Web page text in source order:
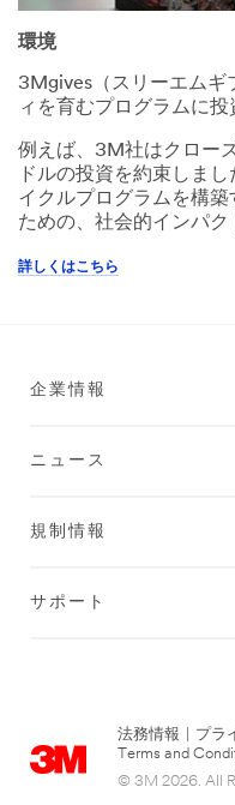
環境
3Mgives（スリーエムギ
ィを育むプログラムに投
例えば、3M社はクロー
ドルの投資を約束しま
イクルプログラムを構
ための、社会的インパク
詳しくはこちら
企業情報
ニュース
規制情報
サポート
法務情報 プラ
Terms and
© 3M 2026. All